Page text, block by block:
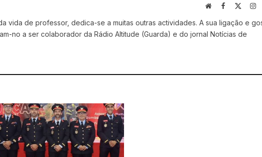
WebsiteFacebook
vida de professor, dedica-se a muitas outras actividades. A sua ligação e
no a ser colaborador da Rádio Altitude (Guarda) e do jornal Notícias de